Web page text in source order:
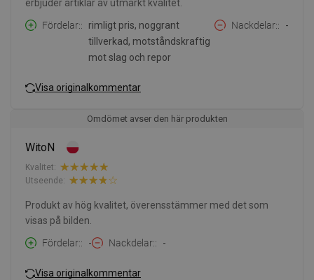
erbjuder artiklar av utmärkt kvalitet.
Fördelar:
rimligt pris, noggrant
tillverkad, motståndskraftig
mot slag och repor
Nackdelar: -
Visa originalkommentar
Omdömet avser den här produkten
WitoN
Kvalitet:
Utseende:
Produkt av hög kvalitet, överensstämmer med det som
visas på bilden.
Fördelar:
- Nackdelar: -
Visa originalkommentar